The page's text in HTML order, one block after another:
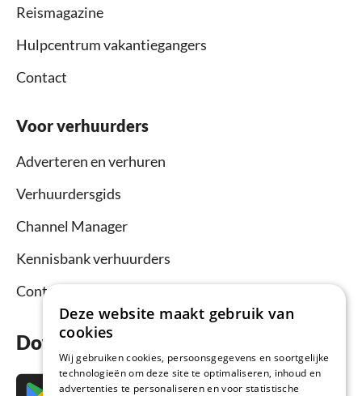
Reismagazine
Hulpcentrum vakantiegangers
Contact
Voor verhuurders
Adverteren en verhuren
Verhuurdersgids
Channel Manager
Kennisbank verhuurders
Contact
Download nu de app
Deze website maakt gebruik van
cookies
Wij gebruiken cookies, persoonsgegevens en soortgelijke
technologieën om deze site te optimaliseren, inhoud en
advertenties te personaliseren en voor statistische